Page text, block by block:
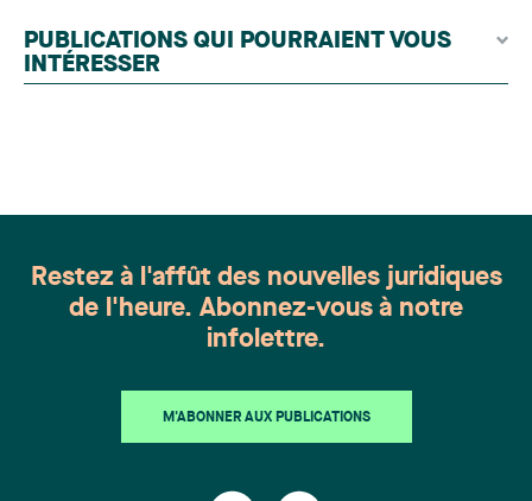
par un jury indépendant composé de praticiens
chevronnés en droit de la famille provenant de
l'ensemble du Canada. Cette distinction
PUBLICATIONS QUI POURRAIENT VOUS
INTÉRESSER
Restez à l'affût des nouvelles juridiques
de l'heure. Abonnez-vous à notre
infolettre.
M'ABONNER AUX PUBLICATIONS